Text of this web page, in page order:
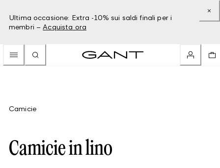
Ultima occasione: Extra -10% sui saldi finali per i
membri – Acquista ora
Camicie
Camicie in lino